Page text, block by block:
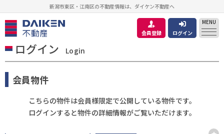
新潟市東区・江南区の不動産情報は、ダイケン不動産へ
会員登録 ログイン
MENU
ログイン Login
会員物件
こちらの物件は会員様限定で公開している物件です。
ログインすると物件の詳細情報がご覧いただけます。